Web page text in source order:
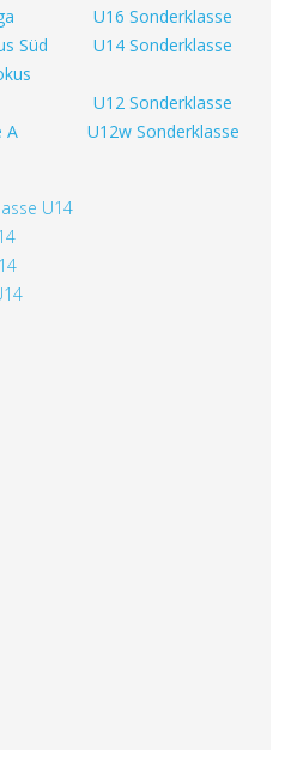
U16 Sonderklasse
Süd
U14 Sonderklasse
U12 Sonderklasse
A
U12w Sonderklasse
U14